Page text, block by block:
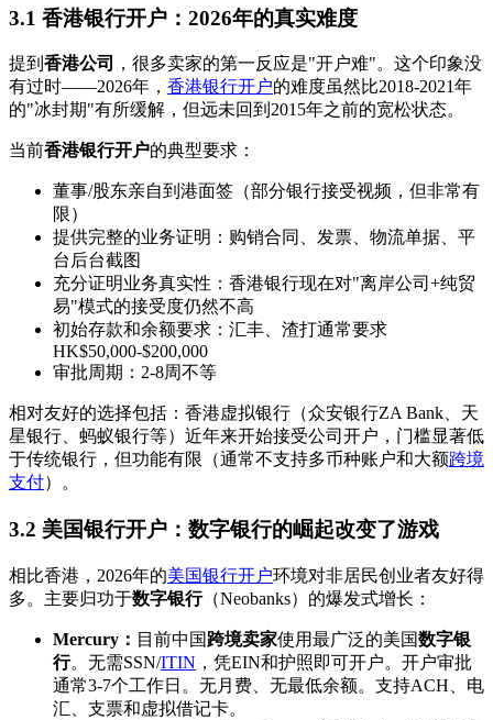
3.1 香港银行开户：2026年的真实难度
提到 香港公司
，很多卖家的第一反应是"开户难"。这个印象没
有过时——2026年， 香港银行开户的难度虽然比2018-2021年
的"冰封期"有所缓解，但远未回到2015年之前的宽松状态。
当前香港银行开户的典型要求：
董事/股东亲自到港面签（部分银行接受视频，但非常有
限）
提供完整的业务证明：购销合同、发票、物流单据、平
台后台截图
充分证明业务真实性：香港银行现在对"离岸公司+纯贸
易"模式的接受度仍然不高
初始存款和余额要求：汇丰、渣打通常要求
HK$50,000-$200,000
审批周期：2-8周不等
相对友好的选择包括：香港虚拟银行（众安银行ZA Bank、天
星银行、蚂蚁银行等）近年来开始接受公司开户，门槛显著低
于传统银行，但功能有限（通常不支持多币种账户和大额跨境
支付）。
3.2 美国银行开户：数字银行的崛起改变了游戏
相比香港，2026年的美国银行开户环境对非居民创业者友好得
多。主要归功于数字银行（Neobanks）的爆发式增长：
Mercury： 目前中国跨境卖家使用最广泛的美国数字银
行。无需SSN/ITIN ，凭EIN和护照即可开户。开户审批
通常3-7个工作日。无月费、无最低余额。支持ACH、电
汇、支票和虚拟借记卡。